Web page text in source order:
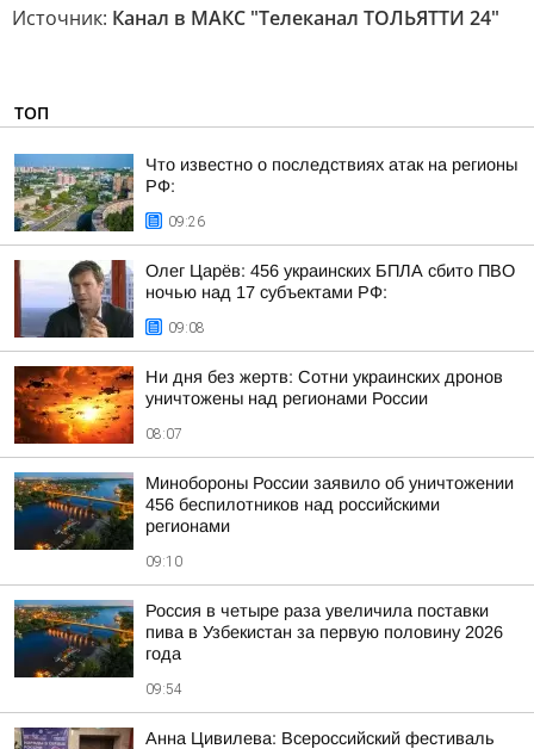
Источник: Канал в МАКС "Телеканал ТОЛЬЯТТИ 24"
ТОП
Что известно о последствиях атак на регионы
РФ:
09:26
Олег Царёв: 456 украинских БПЛА сбито ПВО
ночью над 17 субъектами РФ:
09:08
Ни дня без жертв: Сотни украинских дронов
уничтожены над регионами России
08:07
Минобороны России заявило об уничтожении
456 беспилотников над российскими
регионами
09:10
Россия в четыре раза увеличила поставки
пива в Узбекистан за первую половину 2026
года
09:54
Анна Цивилева: Всероссийский фестиваль